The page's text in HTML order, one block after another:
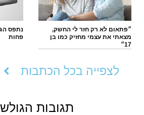
״פתאום לא רק חזר לי החשק,
מצאתי את עצמי מחזיק כמו בן
17״
נתפס
פחות
לצפייה בכל הכתבות
תגובות